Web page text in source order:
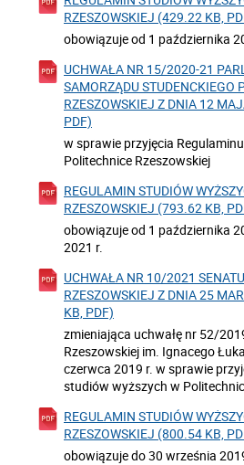
RZESZOWSKIEJ (429.22 KB,
obowiązuje od 1 października
UCHWAŁA NR 15/2020-21
SAMORZĄDU STUDENCKIEGO
RZESZOWSKIEJ Z DNIA 12
PDF)
w sprawie przyjęcia
Politechnice Rzeszowskiej
REGULAMIN STUDIÓW
RZESZOWSKIEJ (793.62 KB,
obowiązuje od 1 października
2021 r.
UCHWAŁA NR 10/2021
RZESZOWSKIEJ Z DNIA 25
KB, PDF)
zmieniająca uchwałę nr 52/
Rzeszowskiej im. Ignacego
czerwca 2019 r. w sprawie
studiów wyższych w
REGULAMIN STUDIÓW
RZESZOWSKIEJ (800.54 KB,
obowiązuje do 30 września